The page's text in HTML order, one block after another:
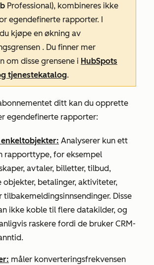
Professional), kombineres ikke
egendefinerte rapporter. I
kjøpe en økning av
. Du finner mer
om disse grensene i HubSpots
tjenestekatalog.
ditt kan du opprette
egendefinerte rapporter:
Analyserer kun ett
rapporttype, for eksempel
avtaler, billetter, tilbud,
objekter, betalinger, aktiviteter,
tilbakemeldingsinnsendinger. Disse
ikke koble til flere datakilder, og
raskere fordi de bruker CRM-
måler konverteringsfrekvensen